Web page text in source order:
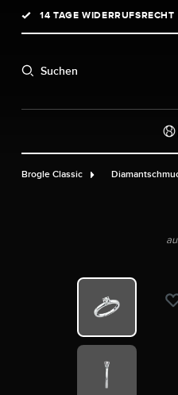
Zur
14 TAGE WIDERRUFSRECHT
Suchen
Brogle Classic